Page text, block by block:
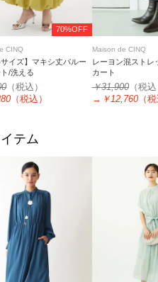
70%OFF
CINQ
サイズ】マキシ丈バルー
/洗える
（税込）
（税込）
Maison de CINQ
レーヨン混ストレ
カート
￥31,900（税
→ ￥12,760（
テム